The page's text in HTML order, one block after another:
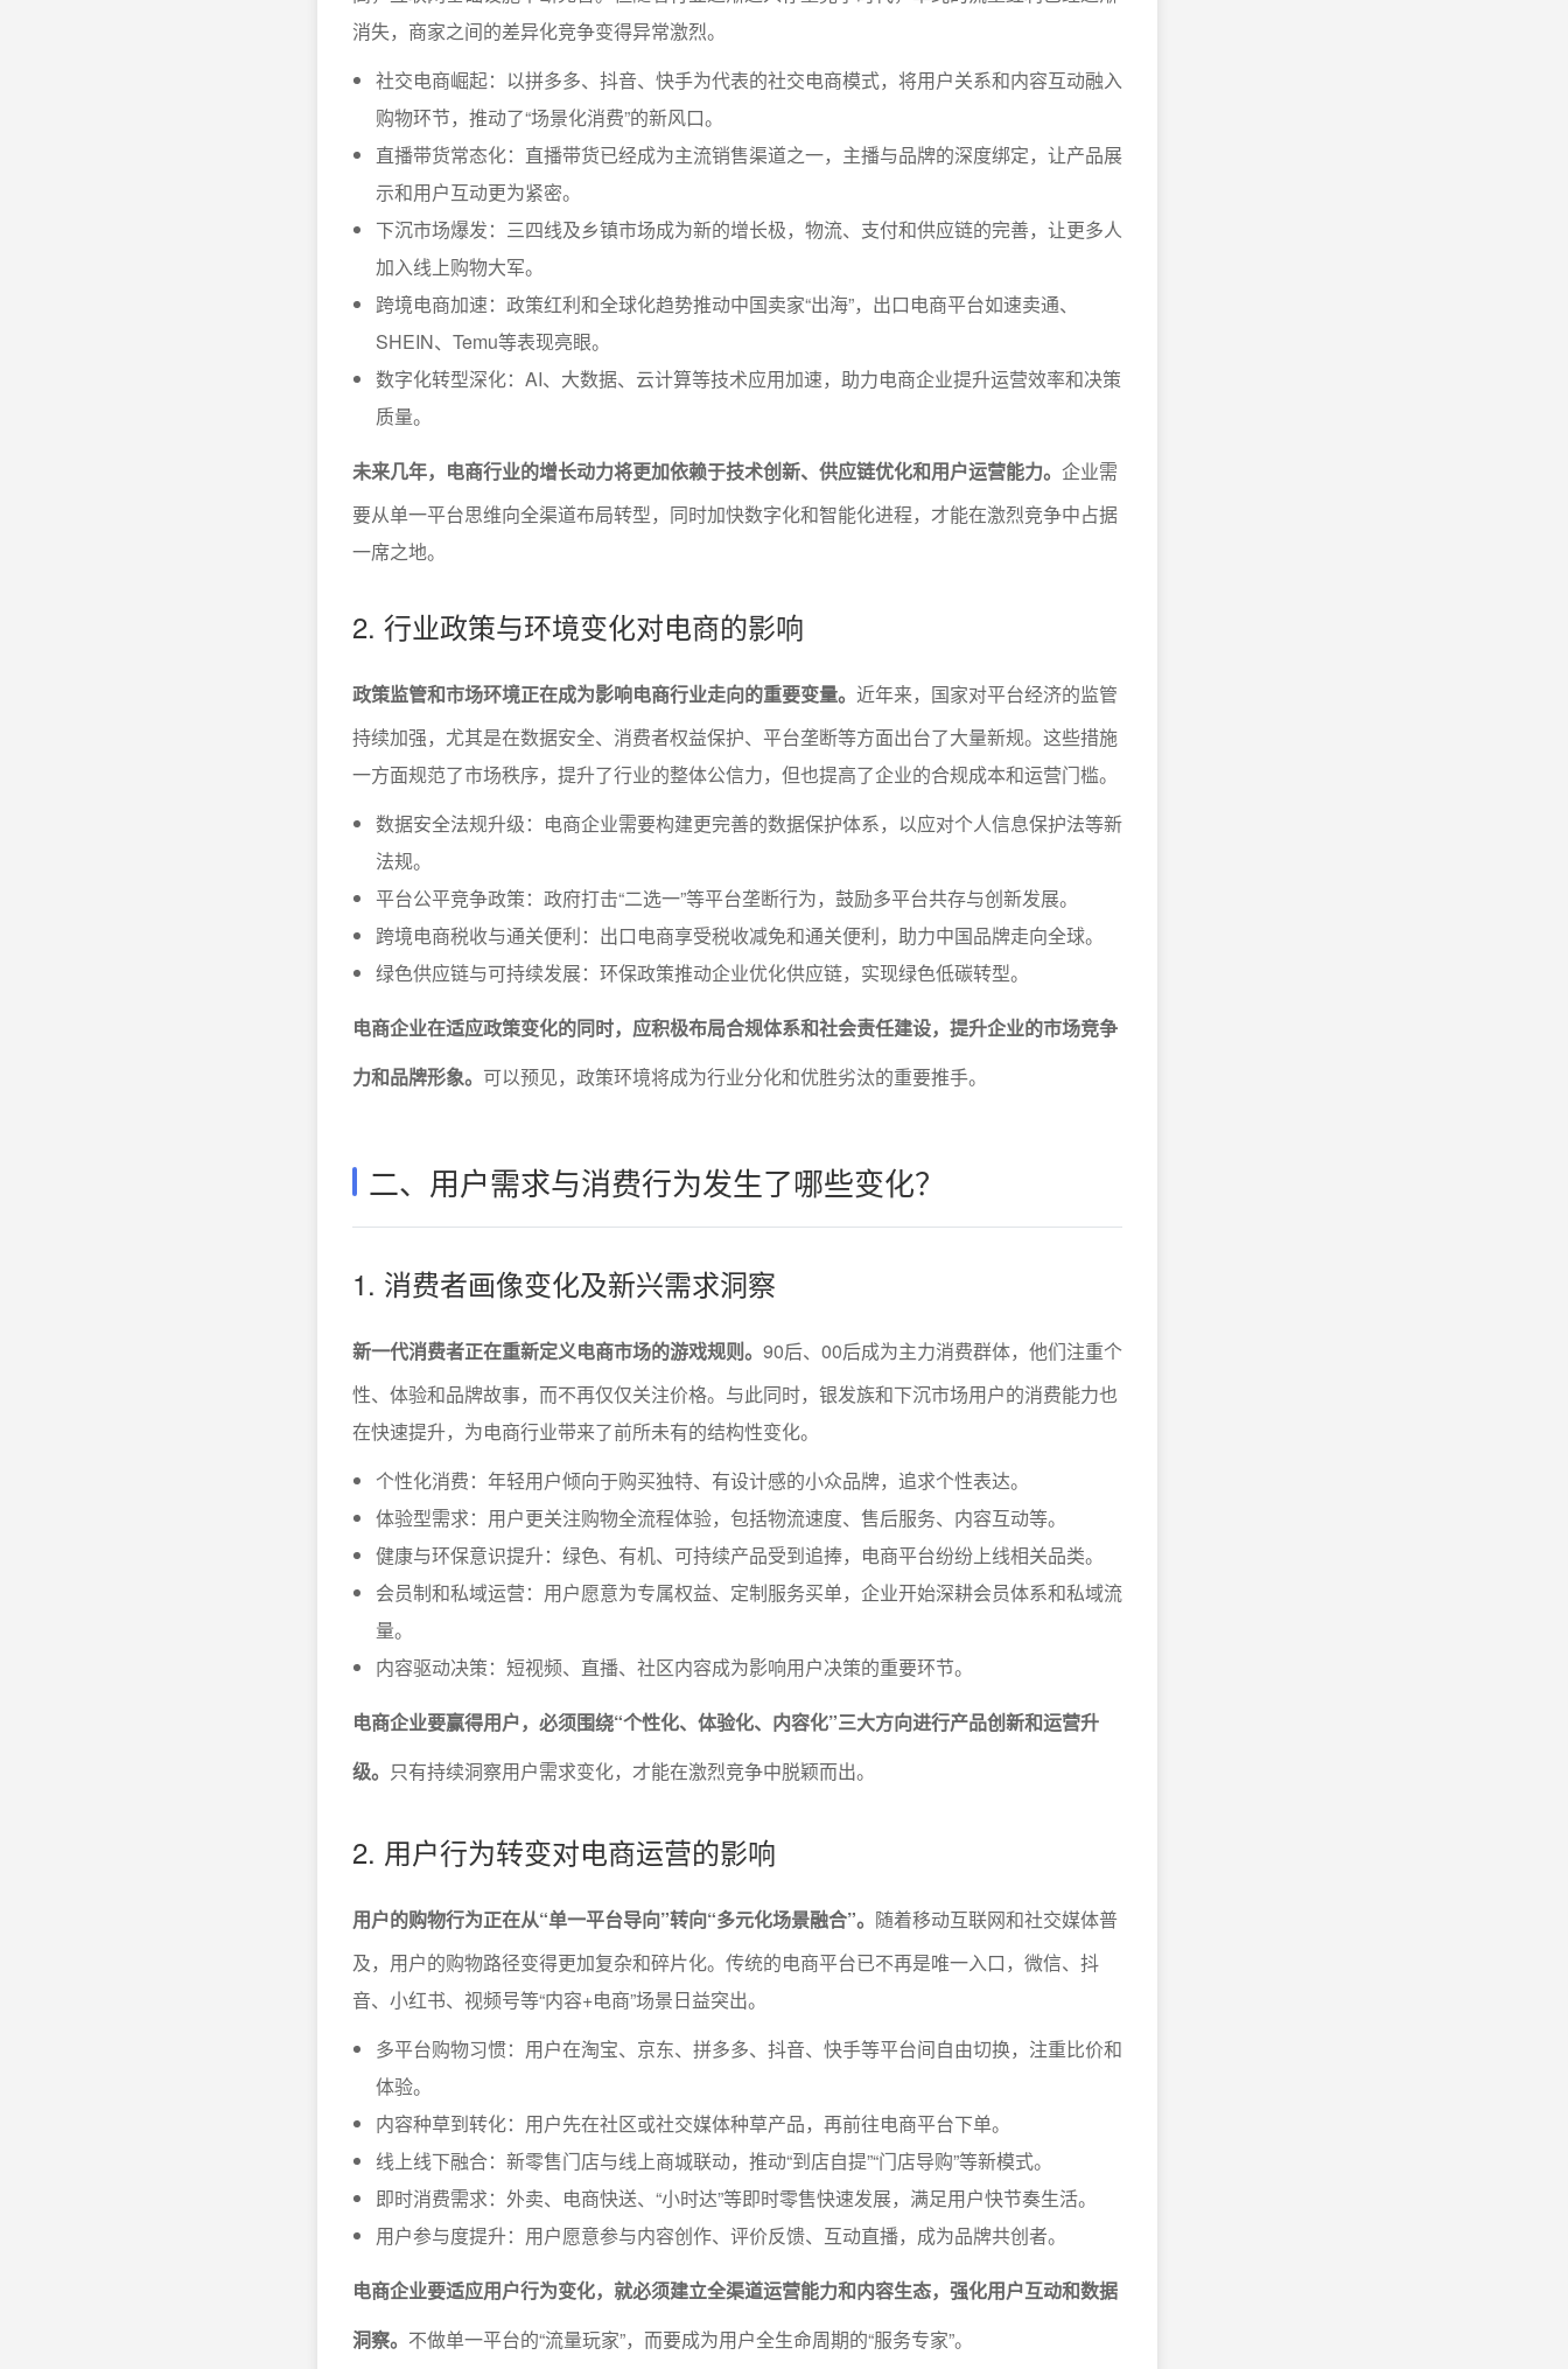
消失，商家之间的差异化竞争变得异常激烈。
社交电商崛起：以拼多多、抖音、快手为代表的社交电商模式，将用户关系和内容互动融入
购物环节，推动了“场景化消费”的新风口。
直播带货常态化：直播带货已经成为主流销售渠道之一，主播与品牌的深度绑定，让产品展
示和用户互动更为紧密。
下沉市场爆发：三四线及乡镇市场成为新的增长极，物流、支付和供应链的完善，让更多人
加入线上购物大军。
跨境电商加速：政策红利和全球化趋势推动中国卖家“出海”，出口电商平台如速卖通、
SHEIN、Temu等表现亮眼。
数字化转型深化：AI、大数据、云计算等技术应用加速，助力电商企业提升运营效率和决策
质量。
未来几年，电商行业的增长动力将更加依赖于技术创新、供应链优化和用户运营能力。 企业需
要从单一平台思维向全渠道布局转型，同时加快数字化和智能化进程，才能在激烈竞争中占据
一席之地。
2. 行业政策与环境变化对电商的影响
政策监管和市场环境正在成为影响电商行业走向的重要变量。 近年来，国家对平台经济的监管
持续加强，尤其是在数据安全、消费者权益保护、平台垄断等方面出台了大量新规。这些措施
一方面规范了市场秩序，提升了行业的整体公信力，但也提高了企业的合规成本和运营门槛。
数据安全法规升级：电商企业需要构建更完善的数据保护体系，以应对个人信息保护法等新
法规。
平台公平竞争政策：政府打击“二选一”等平台垄断行为，鼓励多平台共存与创新发展。
跨境电商税收与通关便利：出口电商享受税收减免和通关便利，助力中国品牌走向全球。
绿色供应链与可持续发展：环保政策推动企业优化供应链，实现绿色低碳转型。
电商企业在适应政策变化的同时，应积极布局合规体系和社会责任建设，提升企业的市场竞争
力和品牌形象。 可以预见，政策环境将成为行业分化和优胜劣汰的重要推手。
二、用户需求与消费行为发生了哪些变化？
1. 消费者画像变化及新兴需求洞察
新一代消费者正在重新定义电商市场的游戏规则。 90后、00后成为主力消费群体，他们注重个
性、体验和品牌故事，而不再仅仅关注价格。与此同时，银发族和下沉市场用户的消费能力也
在快速提升，为电商行业带来了前所未有的结构性变化。
个性化消费：年轻用户倾向于购买独特、有设计感的小众品牌，追求个性表达。
体验型需求：用户更关注购物全流程体验，包括物流速度、售后服务、内容互动等。
健康与环保意识提升：绿色、有机、可持续产品受到追捧，电商平台纷纷上线相关品类。
会员制和私域运营：用户愿意为专属权益、定制服务买单，企业开始深耕会员体系和私域流
量。
内容驱动决策：短视频、直播、社区内容成为影响用户决策的重要环节。
电商企业要赢得用户，必须围绕“个性化、体验化、内容化”三大方向进行产品创新和运营升
级。 只有持续洞察用户需求变化，才能在激烈竞争中脱颖而出。
2. 用户行为转变对电商运营的影响
用户的购物行为正在从“单一平台导向”转向“多元化场景融合”。 随着移动互联网和社交媒体普
及，用户的购物路径变得更加复杂和碎片化。传统的电商平台已不再是唯一入口，微信、抖
音、小红书、视频号等“内容+电商”场景日益突出。
多平台购物习惯：用户在淘宝、京东、拼多多、抖音、快手等平台间自由切换，注重比价和
体验。
内容种草到转化：用户先在社区或社交媒体种草产品，再前往电商平台下单。
线上线下融合：新零售门店与线上商城联动，推动“到店自提”“门店导购”等新模式。
即时消费需求：外卖、电商快送、“小时达”等即时零售快速发展，满足用户快节奏生活。
用户参与度提升：用户愿意参与内容创作、评价反馈、互动直播，成为品牌共创者。
电商企业要适应用户行为变化，就必须建立全渠道运营能力和内容生态，强化用户互动和数据
洞察。 不做单一平台的“流量玩家”，而要成为用户全生命周期的“服务专家”。